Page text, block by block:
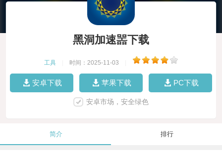
黑洞加速噐下载
工具 时间：2025-11-03
安卓下载 苹果下载 PC下载
安卓市场，安全绿色
简介 排行